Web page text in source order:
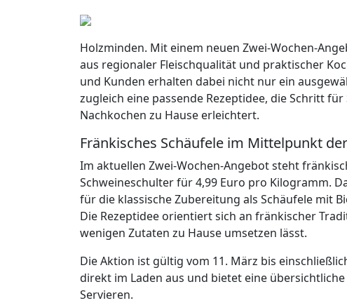
Holzminden. Mit einem neuen Zwei-Wochen-
aus regionaler Fleischqualität und praktischer
und Kunden erhalten dabei nicht nur ein
zugleich eine passende Rezeptidee, die Schritt
Nachkochen zu Hause erleichtert.
Fränkisches Schäufele im Mittelpunkt
Im aktuellen Zwei-Wochen-Angebot steht
Schweineschulter für 4,99 Euro pro Kilogramm.
für die klassische Zubereitung als Schäufele mit
Die Rezeptidee orientiert sich an fränkischer
wenigen Zutaten zu Hause umsetzen lässt.
Die Aktion ist gültig vom 11. März bis
direkt im Laden aus und bietet eine
Servieren.